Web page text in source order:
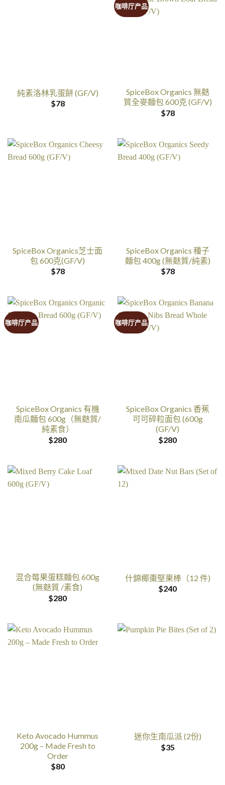
純素洛林乳蛋餅 (GF/V)
$78
咖啡厅产品
SpiceBox Organics 無麩
質全麥麵包 600克 (GF/V)
$78
SpiceBox Organics芝士面
包 600克(GF/V)
$78
SpiceBox Organics 種子
麵包 400g (無麩質/純素)
$78
咖啡厅产品
SpiceBox Organics 有機
南瓜麵包 600g（無麩質/
純素食）
$280
咖啡厅产品
SpiceBox Organics 香蕉
可可碎粒面包 (600g
(GF/V)
$280
混合莓果蛋糕麵包 600g
(無麩質 /素食)
$280
什錦椰棗堅果棒（12 件)
$240
Keto Avocado Hummus
200g – Made Fresh to
Order
$80
迷你生南瓜派 (2份)
$35